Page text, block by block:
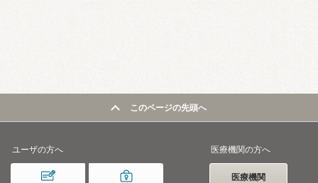
このページの先頭へ
ユーザの方へ 医療機関の方へ
医療機関